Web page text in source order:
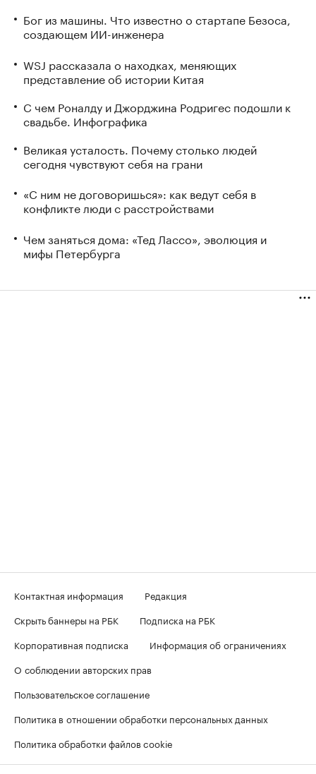
Бог из машины. Что известно о стартапе Безоса,
создающем ИИ-инженера
WSJ рассказала о находках, меняющих
представление об истории Китая
С чем Роналду и Джорджина Родригес подошли к
свадьбе. Инфографика
Великая усталость. Почему столько людей
сегодня чувствуют себя на грани
«С ним не договоришься»: как ведут себя в
конфликте люди с расстройствами
Чем заняться дома: «Тед Лассо», эволюция и
мифы Петербурга
Контактная информация
Редакция
Скрыть баннеры на РБК
Подписка на РБК
Корпоративная подписка
Информация об ограничениях
О соблюдении авторских прав
Пользовательское соглашение
Политика в отношении обработки персональных данных
Политика обработки файлов cookie